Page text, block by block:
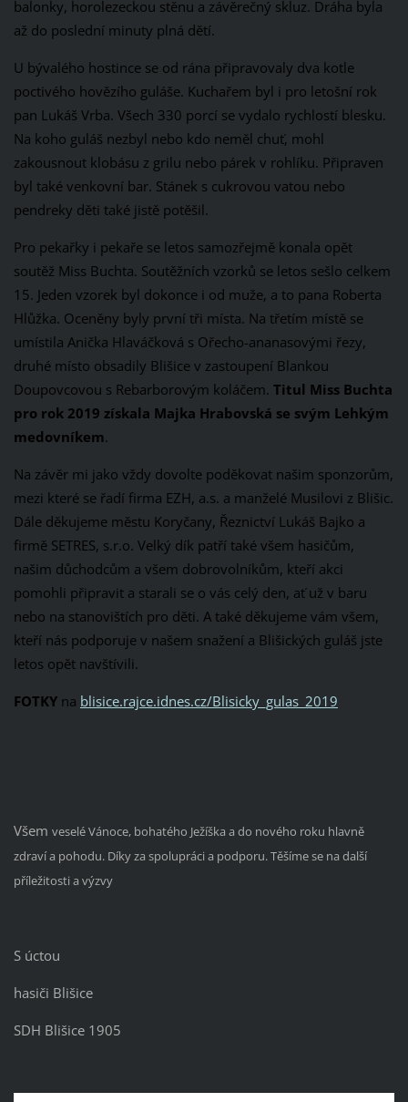
balonky, horolezeckou stěnu a závěrečný skluz. Dráha byla
až do poslední minuty plná dětí.
U bývalého hostince se od rána připravovaly dva kotle
poctivého hovězího guláše. Kuchařem byl i pro letošní rok
pan Lukáš Vrba. Všech 330 porcí se vydalo rychlostí blesku.
Na koho guláš nezbyl nebo kdo neměl chuť, mohl
zakousnout klobásu z grilu nebo párek v rohlíku. Připraven
byl také venkovní bar. Stánek s cukrovou vatou nebo
pendreky děti také jistě potěšil.
Pro pekařky i pekaře se letos samozřejmě konala opět
soutěž Miss Buchta. Soutěžních vzorků se letos sešlo celkem
15. Jeden vzorek byl dokonce i od muže, a to pana Roberta
Hlůžka. Oceněny byly první tři místa. Na třetím místě se
umístila Anička Hlaváčková s Ořecho-ananasovými řezy,
druhé místo obsadily Blišice v zastoupení Blankou
Doupovcovou s Rebarborovým koláčem. Titul Miss Buchta
pro rok 2019 získala Majka Hrabovská se svým Lehkým
medovníkem.
Na závěr mi jako vždy dovolte poděkovat našim sponzorům,
mezi které se řadí firma EZH, a.s. a manželé Musilovi z Blišic.
Dále děkujeme městu Koryčany, Řeznictví Lukáš Bajko a
firmě SETRES, s.r.o. Velký dík patří také všem hasičům,
našim důchodcům a všem dobrovolníkům, kteří akci
pomohli připravit a starali se o vás celý den, ať už v baru
nebo na stanovištích pro děti. A také děkujeme vám všem,
kteří nás podporuje v našem snažení a Blišických guláš jste
letos opět navštívili.
FOTKY na blisice.rajce.idnes.cz/Blisicky_gulas_2019
Všem veselé Vánoce, bohatého Ježíška a do nového roku hlavně
zdraví a pohodu. Díky za spolupráci a podporu. Těšíme se na další
příležitosti a výzvy
S úctou
hasiči Blišice
SDH Blišice 1905